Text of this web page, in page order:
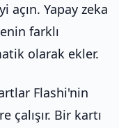
açın. Yapay zeka
farklı
olarak ekler.
Flashi'nin
çalışır. Bir kartı